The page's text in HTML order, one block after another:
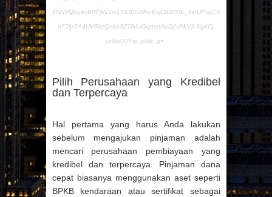
8NNVQpuecBRFjVz3m1YE80UNhhKcjCtU2YfE_9ihUPvqCV
d72ljz2A4UVRkzQnko3ZTfMUGqttsnAuD2sPkV3-Xg4Cj-
yzWu0UYrp_pMz_g=
Pilih Perusahaan yang Kredibel
dan Terpercaya
Hal pertama yang harus Anda lakukan
sebelum mengajukan pinjaman adalah
mencari perusahaan pembiayaan yang
kredibel dan terpercaya. Pinjaman dana
cepat biasanya menggunakan aset seperti
BPKB kendaraan atau sertifikat sebagai